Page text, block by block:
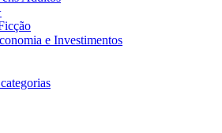
e Investimentos